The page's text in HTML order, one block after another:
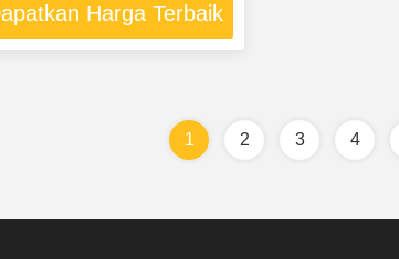
Harga Terbaik
1 2 3 4